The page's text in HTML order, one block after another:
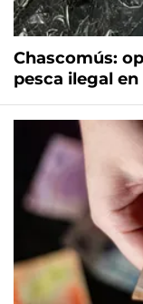
Chascomús:
pesca ilegal